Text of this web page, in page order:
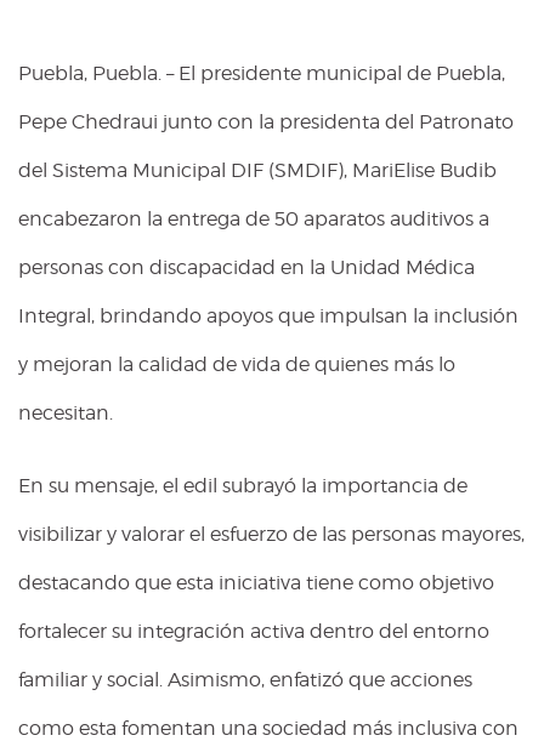
Puebla, Puebla. – El presidente municipal de Puebla,
Pepe Chedraui junto con la presidenta del Patronato
del Sistema Municipal DIF (SMDIF), MariElise Budib
encabezaron la entrega de 50 aparatos auditivos a
personas con discapacidad en la Unidad Médica
Integral, brindando apoyos que impulsan la inclusión
y mejoran la calidad de vida de quienes más lo
necesitan.
En su mensaje, el edil subrayó la importancia de
visibilizar y valorar el esfuerzo de las personas mayores,
destacando que esta iniciativa tiene como objetivo
fortalecer su integración activa dentro del entorno
familiar y social. Asimismo, enfatizó que acciones
como esta fomentan una sociedad más inclusiva con